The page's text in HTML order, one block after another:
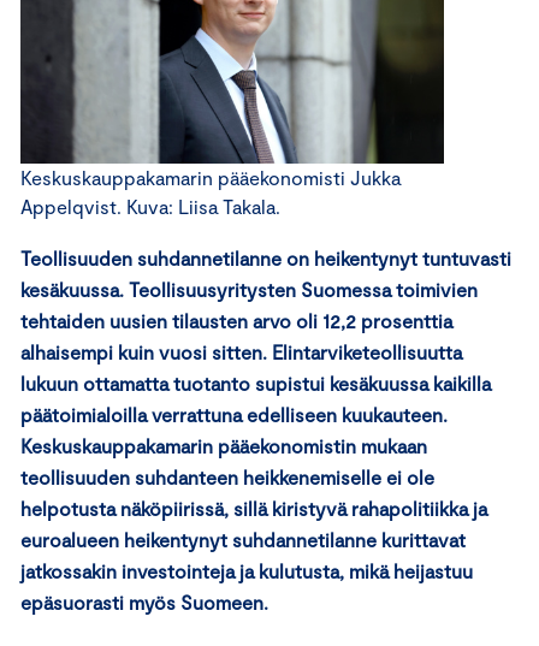
Keskuskauppakamarin pääekonomisti Jukka
Appelqvist. Kuva: Liisa Takala.
Teollisuuden suhdannetilanne on heikentynyt tuntuvasti
kesäkuussa. Teollisuusyritysten Suomessa toimivien
tehtaiden uusien tilausten arvo oli 12,2 prosenttia
alhaisempi kuin vuosi sitten. Elintarviketeollisuutta
lukuun ottamatta tuotanto supistui kesäkuussa kaikilla
päätoimialoilla verrattuna edelliseen kuukauteen.
Keskuskauppakamarin pääekonomistin mukaan
teollisuuden suhdanteen heikkenemiselle ei ole
helpotusta näköpiirissä, sillä kiristyvä rahapolitiikka ja
euroalueen heikentynyt suhdannetilanne kurittavat
jatkossakin investointeja ja kulutusta, mikä heijastuu
epäsuorasti myös Suomeen.